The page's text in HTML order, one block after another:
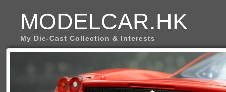
MODELCAR.HK
My Die-Cast Collection & Interests